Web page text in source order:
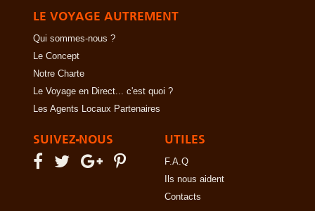
LE VOYAGE AUTREMENT
Qui sommes-nous ?
Le Concept
Notre Charte
Le Voyage en Direct... c'est quoi ?
Les Agents Locaux Partenaires
SUIVEZ-NOUS UTILES
F.A.Q
Ils nous aident
Contacts